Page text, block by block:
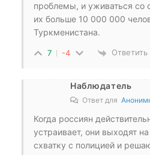
проблемы, и уживаться со
их больше 10 000 000
Туркменистана.
7 -4 Ответить
Наблюдатель
Ответ для
Когда россиян
устраивает, они выходят
схватку с полицией и